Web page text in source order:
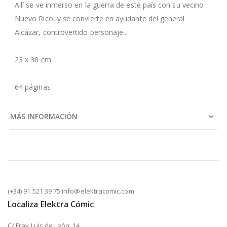
Allí se ve inmerso en la guerra de este país con su vecino
Nuevo Rico, y se convierte en ayudante del general
Alcázar, controvertido personaje...
23 x 30 cm
64 páginas
MÁS INFORMACIÓN
(+34) 91 521 39 75 info@elektracomic.com
Localiza Elektra Cómic